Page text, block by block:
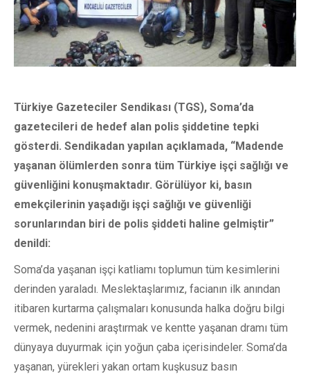
Türkiye Gazeteciler Sendikası (TGS), Soma’da
gazetecileri de hedef alan polis şiddetine tepki
gösterdi. Sendikadan yapılan açıklamada, “Madende
yaşanan ölümlerden sonra tüm Türkiye işçi sağlığı ve
güvenliğini konuşmaktadır. Görülüyor ki, basın
emekçilerinin yaşadığı işçi sağlığı ve güvenliği
sorunlarından biri de polis şiddeti haline gelmiştir”
denildi:
Soma’da yaşanan işçi katliamı toplumun tüm kesimlerini
derinden yaraladı. Meslektaşlarımız, facianın ilk anından
itibaren kurtarma çalışmaları konusunda halka doğru bilgi
vermek, nedenini araştırmak ve kentte yaşanan dramı tüm
dünyaya duyurmak için yoğun çaba içerisindeler. Soma’da
yaşanan, yürekleri yakan ortam kuşkusuz basın